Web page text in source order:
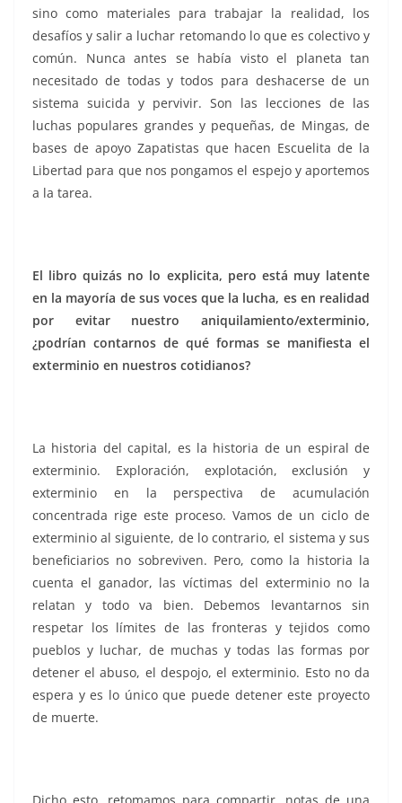
sino como materiales para trabajar la realidad, los
desafíos y salir a luchar retomando lo que es colectivo y
común. Nunca antes se había visto el planeta tan
necesitado de todas y todos para deshacerse de un
sistema suicida y pervivir. Son las lecciones de las
luchas populares grandes y pequeñas, de Mingas, de
bases de apoyo Zapatistas que hacen Escuelita de la
Libertad para que nos pongamos el espejo y aportemos
a la tarea.
El libro quizás no lo explicita, pero está muy latente
en la mayoría de sus voces que la lucha, es en realidad
por evitar nuestro aniquilamiento/exterminio,
¿podrían contarnos de qué formas se manifiesta el
exterminio en nuestros cotidianos?
La historia del capital, es la historia de un espiral de
exterminio. Exploración, explotación, exclusión y
exterminio en la perspectiva de acumulación
concentrada rige este proceso. Vamos de un ciclo de
exterminio al siguiente, de lo contrario, el sistema y sus
beneficiarios no sobreviven. Pero, como la historia la
cuenta el ganador, las víctimas del exterminio no la
relatan y todo va bien. Debemos levantarnos sin
respetar los límites de las fronteras y tejidos como
pueblos y luchar, de muchas y todas las formas por
detener el abuso, el despojo, el exterminio. Esto no da
espera y es lo único que puede detener este proyecto
de muerte.